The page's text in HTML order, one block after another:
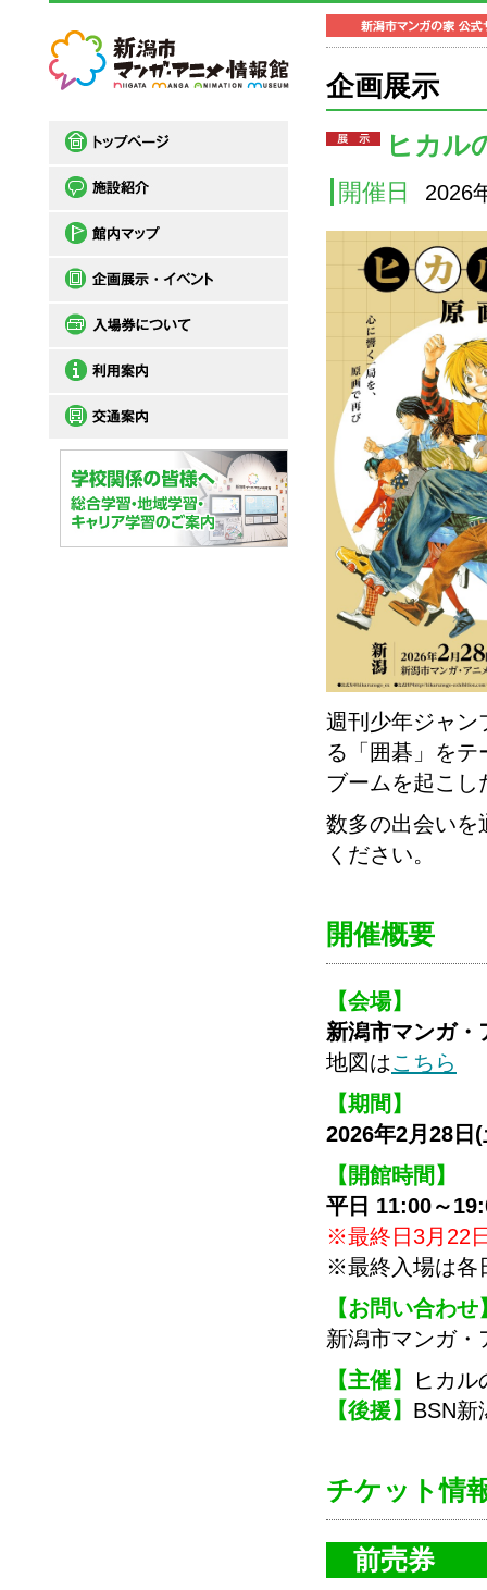
企画展示
ヒカル
開催日 2026
週刊少年ジャン
る「囲碁」を
ブームを起こし
数多の出会いを
ください。
開催概要
【会場】
新潟市マンガ・
地図はこちら
【期間】
2026年2月28日
【開館時間】
平日 11:00～
※最終日3月22
※最終入場は各
【お問い合わせ
新潟市マンガ
【主催】
ヒカ
【後援】 BSN新
チケット情
前売券